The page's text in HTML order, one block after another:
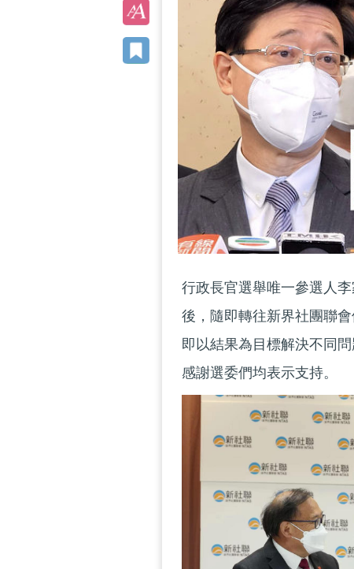
行政長官選舉唯一參選人
後，隨即轉往新界社團聯
即以結果為目標解決不同
感謝選委們均表示支持。